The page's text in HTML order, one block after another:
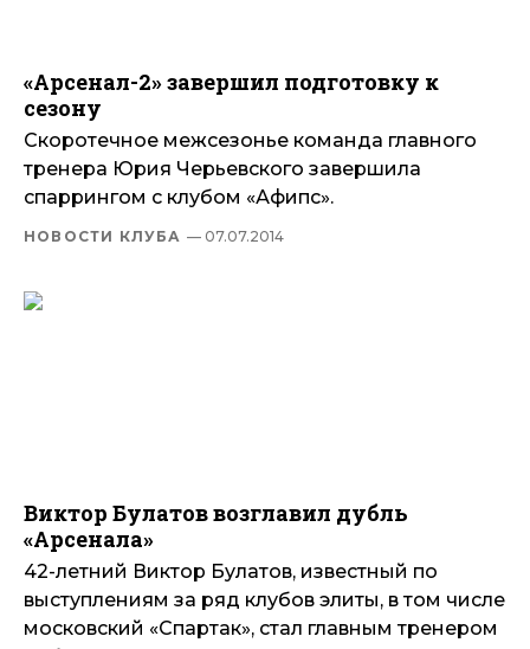
«Арсенал-2» завершил подготовку к
сезону
Скоротечное межсезонье команда главного
тренера Юрия Черьевского завершила
спаррингом с клубом «Афипс».
НОВОСТИ КЛУБА — 07.07.2014
Виктор Булатов возглавил дубль
«Арсенала»
42-летний Виктор Булатов, известный по
выступлениям за ряд клубов элиты, в том числе
московский «Спартак», стал главным тренером